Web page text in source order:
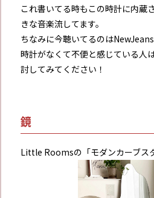
これ書いてる時もこの時計に内蔵
きな音楽流してます。
ちなみに今聴いてるのは
時計がなくて不便と感じている人
討してみてください！
鏡
Little Roomsの「モダンカーブス